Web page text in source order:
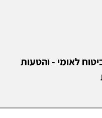
לאומי - והטעות